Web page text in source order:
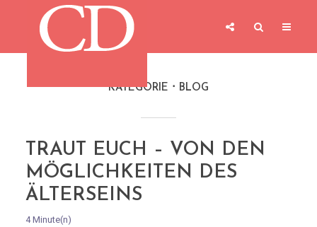
KATEGORIE BLOG
TRAUT EUCH – VON DEN
MÖGLICHKEITEN DES
ÄLTERSEINS
4 Minute(n)